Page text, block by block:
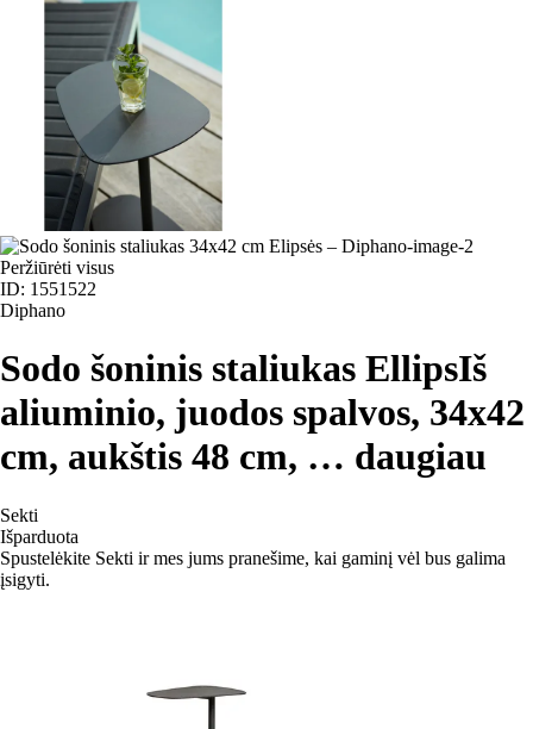
Peržiūrėti visus
ID: 1551522
Diphano
Sodo šoninis staliukas EllipsIš
aliuminio, juodos spalvos, 34x42
cm, aukštis 48 cm, … daugiau
Sekti
Išparduota
Spustelėkite Sekti ir mes jums pranešime, kai gaminį vėl bus galima
įsigyti.